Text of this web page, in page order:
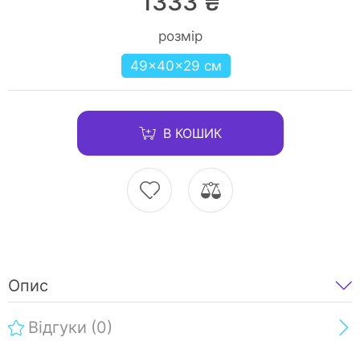
розмір
49×40×29 см
В КОШИК
Опис
Відгуки (0)